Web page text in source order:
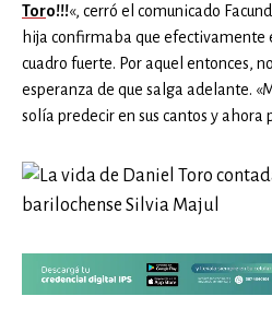
Toro!!!«, cerró el comunicado
hija confirmaba que efectivamente
cuadro fuerte. Por aquel entonces,
esperanza de que salga adelante.
solía predecir en sus cantos y